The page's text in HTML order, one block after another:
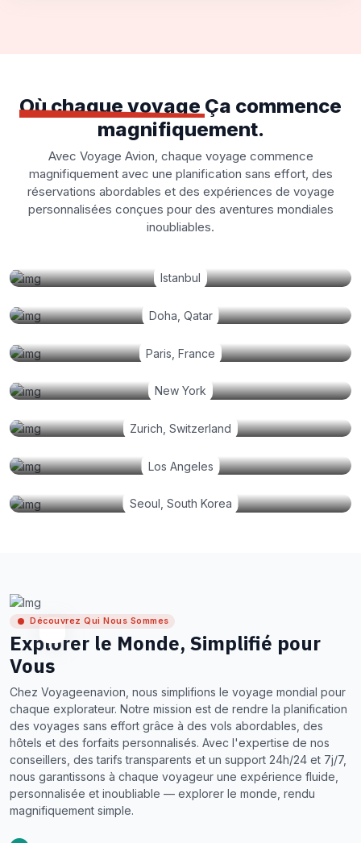
Où chaque voyage Ça commence
magnifiquement.
Avec Voyage Avion, chaque voyage commence
magnifiquement avec une planification sans effort, des
réservations abordables et des expériences de voyage
personnalisées conçues pour des aventures mondiales
inoubliables.
Istanbul
Doha, Qatar
Paris, France
New York
Zurich, Switzerland
Los Angeles
Seoul, South Korea
Découvrez Qui Nous Sommes
Explorer le Monde, Simplifié pour
Vous
Chez Voyageenavion, nous simplifions le voyage mondial pour
chaque explorateur. Notre mission est de rendre la planification
des voyages sans effort grâce à des vols abordables, des
hôtels et des forfaits personnalisés. Avec l'expertise de nos
conseillers, des tarifs transparents et un support 24h/24 et 7j/7,
nous garantissons à chaque voyageur une expérience fluide,
personnalisée et inoubliable — explorer le monde, rendu
magnifiquement simple.